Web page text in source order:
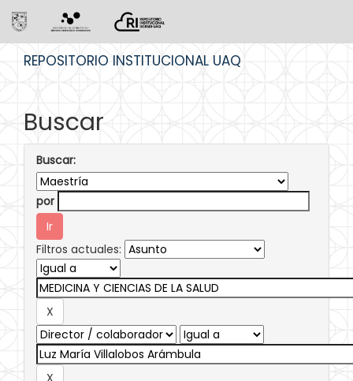
REPOSITORIO INSTITUCIONAL UAQ
Buscar
Buscar:
por
Filtros actuales: